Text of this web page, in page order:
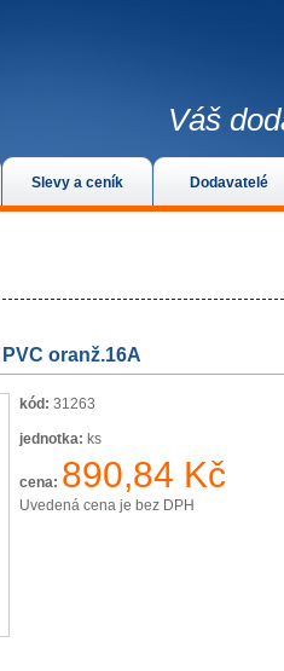
Slevy a ceník Dodavatelé
Váš
oranž.16A
kód: 31263
jednotka: ks
cena: 890,84 Kč
Uvedená cena je bez DPH